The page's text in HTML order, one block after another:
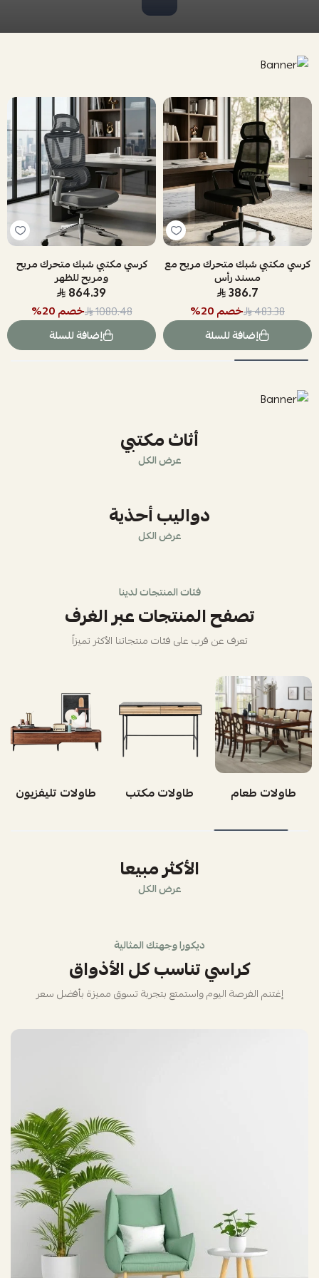
كرسي مكتبي شبك متحرك مريح مع
مسند رأس
386.7
483.38 خصم20
%
إضافة للسلة
كرسي مكتبي شبك متحرك مريح
ومريح للظهر
864.39
1080.48 خصم20
%
إضافة للسلة
أثاث مكتبي
عرض الكل
دواليب أحذية
عرض الكل
فئات المنتجات لدينا
تصفح المنتجات عبر الغرف
تعرف عن قرب على فئات منتجاتنا الأكثر تميزاً
طاولات مكتب طاولات تليفزيون طاولات قهوة
الأكثر مبيعا
عرض الكل
ديكورا وجهتك المثالية
كراسي تناسب كل الأذواق
إغتنم الفرصة اليوم واستمتع بتجربة تسوق مميزة بأفضل سعر